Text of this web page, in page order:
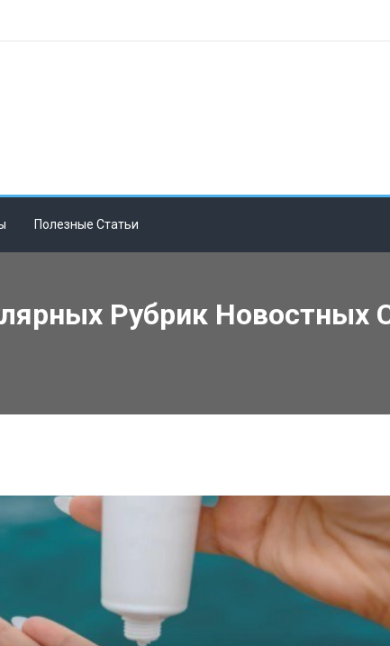
Полезные Статьи
Рубрик Новостных